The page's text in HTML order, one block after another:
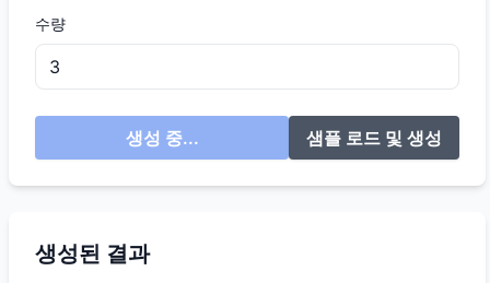
수량
생성 중... 샘플 로드 및 생성
생성된 결과